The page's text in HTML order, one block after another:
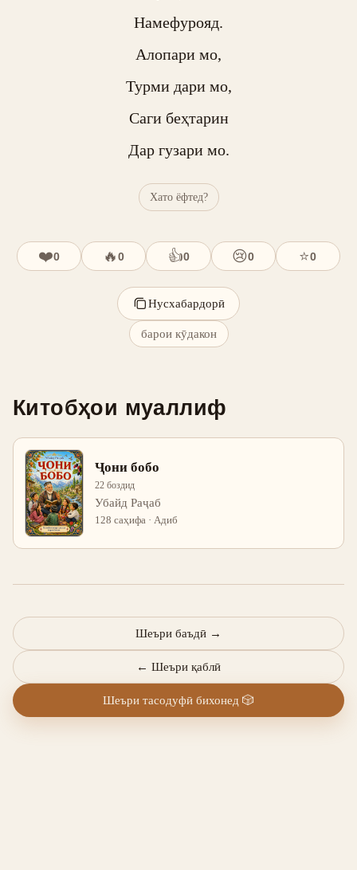
Намефурояд.
Алопари мо,
Турми дари мо,
Саги беҳтарин
Дар гузари мо.
Хато ёфтед?
❤️0 🔥0 👍0 😢0 ⭐0
Нусхабардорӣ
барои кӯдакон
Китобҳои муаллиф
Ҷони бобо
22 боздид
Убайд Раҷаб
128 саҳифа · Адиб
← Шеъри қаблӣ
Шеъри баъдӣ →
Шеъри тасодуфӣ бихонед 🎲